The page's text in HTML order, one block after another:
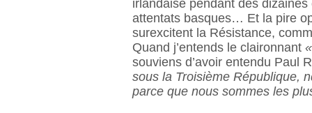
irlandaise pendant des dizaines
attentats basques… Et la pire
surexcitent la Résistance,
Quand j’entends le claironnant
souviens d’avoir entendu Paul
sous la Troisième République,
parce que nous sommes les